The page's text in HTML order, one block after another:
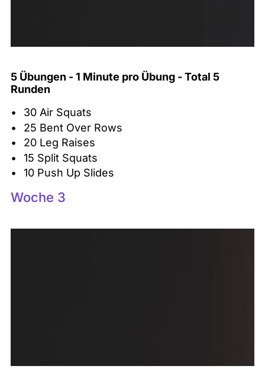
5 Übungen - 1 Minute pro Übung - Total 5
Runden
30 Air Squats
25 Bent Over Rows
20 Leg Raises
15 Split Squats
10 Push Up Slides
Woche 3